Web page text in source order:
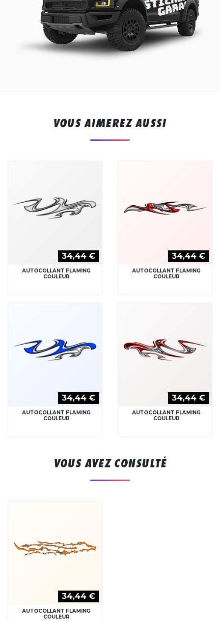
VOUS AIMEREZ AUSSI
34,44 €
AUTOCOLLANT FLAMING
COULEUR
34,44 €
AUTOCOLLANT FLAMING
COULEUR
34,44 €
AUTOCOLLANT FLAMING
COULEUR
34,44 €
AUTOCOLLANT FLAMING
COULEUR
VOUS AVEZ CONSULTÉ
34,44 €
AUTOCOLLANT FLAMING
COULEUR